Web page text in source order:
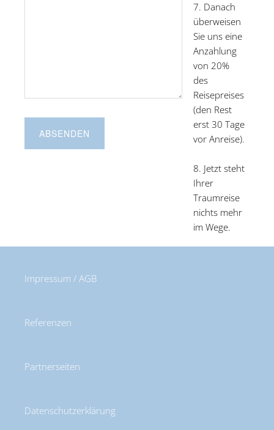
7. Danach
überweisen
Sie uns eine
Anzahlung
von 20%
des
Reisepreises
(den Rest
erst 30 Tage
vor Anreise).
8. Jetzt steht
Ihrer
Traumreise
nichts mehr
im Wege.
Impressum / AGB
Referenzen
Partnerseiten
Datenschutzerklärung